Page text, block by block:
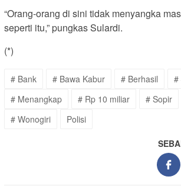
“Orang-orang di sini tidak menyangka
seperti itu,” pungkas Sulardi.
(*)
# Bank # Bawa Kabur # Berhasil
#
# Menangkap
# Rp 10 miliar # Sopir
# Wonogiri
Polisi